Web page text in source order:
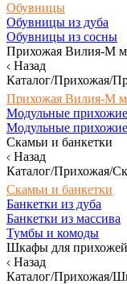
Обувницы
Обувницы из дуба
Обувницы из сосны
Прихожая Вилия-М
Назад
Каталог/Прихожая/
Прихожая Вилия-М
Модульные прихожие
Модульные прихожие
Скамьи и банкетки
Назад
Каталог/Прихожая/
Скамьи и банкетки
Банкетки из дуба
Банкетки из массива
Тумбы и комоды
Шкафы для прихожей
Назад
Каталог/Прихожая/